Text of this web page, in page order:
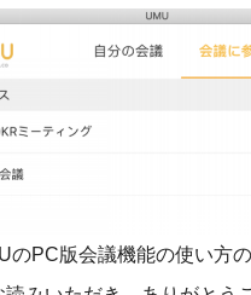
のPC版会議機能の使い方